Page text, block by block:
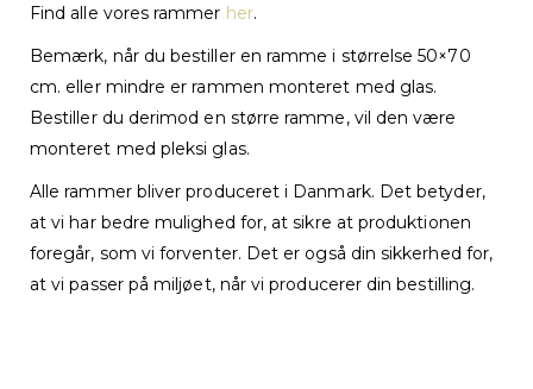
Find alle vores rammer her.
Bemærk, når du bestiller en ramme i størrelse 50×70
cm. eller mindre er rammen monteret med glas.
Bestiller du derimod en større ramme, vil den være
monteret med pleksi glas.
Alle rammer bliver produceret i Danmark. Det betyder,
at vi har bedre mulighed for, at sikre at produktionen
foregår, som vi forventer. Det er også din sikkerhed for,
at vi passer på miljøet, når vi producerer din bestilling.